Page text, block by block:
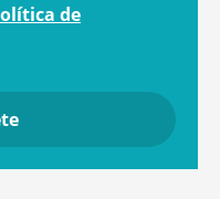
de